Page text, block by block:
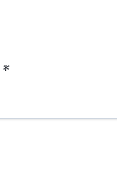
*